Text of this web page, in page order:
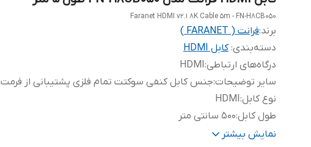
Faranet HDMI v2.1 8K Cable 5m - FN-H8CB050
برند:فرانت ( FARANET )
دسته‌بندی:کابل HDMI
درگاه‌های ارتباطی:
HDMI
سایر توضیحات:جنس کابل کنفی سوکتت تمام فلزی پشتیبانی از فرمت 8K
نوع کابل:
HDMI
طول کابل:500 سانتی متر
رنگ:مشکی
نمایش بیشتر